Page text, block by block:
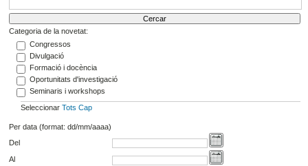
Categoria de la novetat:
Congressos
Divulgació
Formació i docència
Oportunitats d'investigació
Seminaris i workshops
Seleccionar Tots Cap
Per data (format: dd/mm/aaaa)
Del
Al